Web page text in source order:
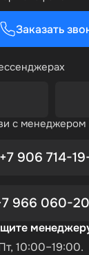
Заказать
с менеджером
+7 906 714-
966 060-
10:00–19:00.